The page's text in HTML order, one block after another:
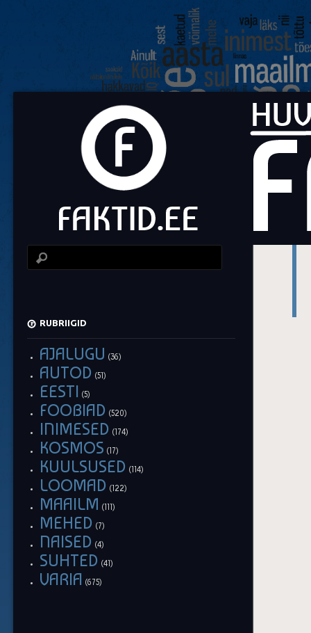
RUBRIIGID
AJALUGU (36)
AUTOD (51)
EESTI (5)
FOOBIAD (520)
INIMESED (174)
KOSMOS (17)
KUULSUSED (114)
LOOMAD (122)
MAAILM (111)
MEHED (7)
NAISED (4)
SUHTED (41)
VARIA (675)